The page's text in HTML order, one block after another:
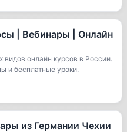
| Вебинары | Онлайн
видов онлайн курсов в России.
и бесплатные уроки.
из Германии Чехии